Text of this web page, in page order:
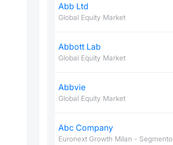
Abb Ltd
Global Equity Market
Abbott Lab
Global Equity Market
Abbvie
Global Equity Market
Abc Company
Euronext Growth Milan - Segmento